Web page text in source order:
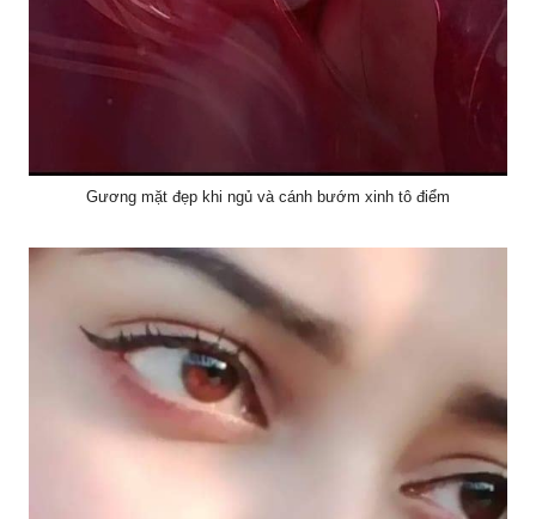
Gương mặt đẹp khi ngủ và cánh bướm xinh tô điểm